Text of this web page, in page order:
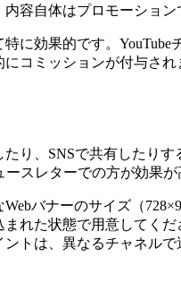
容自体はプロモーション
に効果的です。
コミッションが付与さ
り、SNSで共有したり
スレターでの方が効果が
バナーのサイズ（
た状態で用意してく
トは、異なるチャネル